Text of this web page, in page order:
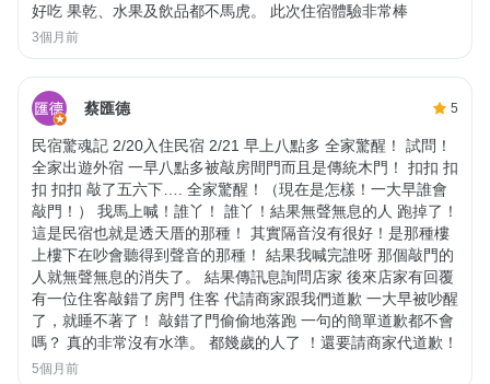
好吃 果乾、水果及飲品都不馬虎。 此次住宿體驗非常棒
3個月前
蔡匯德 5
民宿驚魂記 2/20入住民宿 2/21 早上八點多 全家驚醒！ 試問！
全家出遊外宿 一早八點多被敲房間門而且是傳統木門！ 扣扣 扣
扣 扣扣 敲了五六下…. 全家驚醒！（現在是怎樣！一大早誰會
敲門！） 我馬上喊！誰丫！ 誰丫！結果無聲無息的人 跑掉了！
這是民宿也就是透天厝的那種！ 其實隔音沒有很好！是那種樓
上樓下在吵會聽得到聲音的那種！ 結果我喊完誰呀 那個敲門的
人就無聲無息的消失了。 結果傳訊息詢問店家 後來店家有回覆
有一位住客敲錯了房門 住客 代請商家跟我們道歉 一大早被吵醒
了，就睡不著了！ 敲錯了門偷偷地落跑 一句的簡單道歉都不會
嗎？ 真的非常沒有水準。 都幾歲的人了 ！還要請商家代道歉！
5個月前